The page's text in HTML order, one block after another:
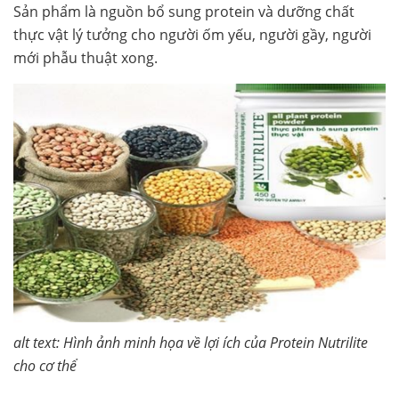
Sản phẩm là nguồn bổ sung protein và dưỡng chất
thực vật lý tưởng cho người ốm yếu, người gầy, người
mới phẫu thuật xong.
alt text: Hình ảnh minh họa về lợi ích của Protein Nutrilite
cho cơ thể